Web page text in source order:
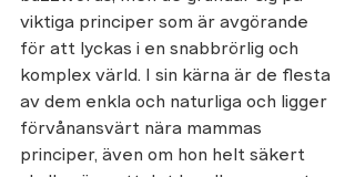
viktiga principer som är avgörande
för att lyckas i en snabbrörlig och
komplex värld. I sin kärna är de flesta
av dem enkla och naturliga och ligger
förvånansvärt nära mammas
principer, även om hon helt säkert